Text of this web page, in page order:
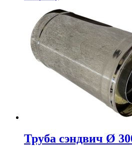
Труба сэндвич Ø